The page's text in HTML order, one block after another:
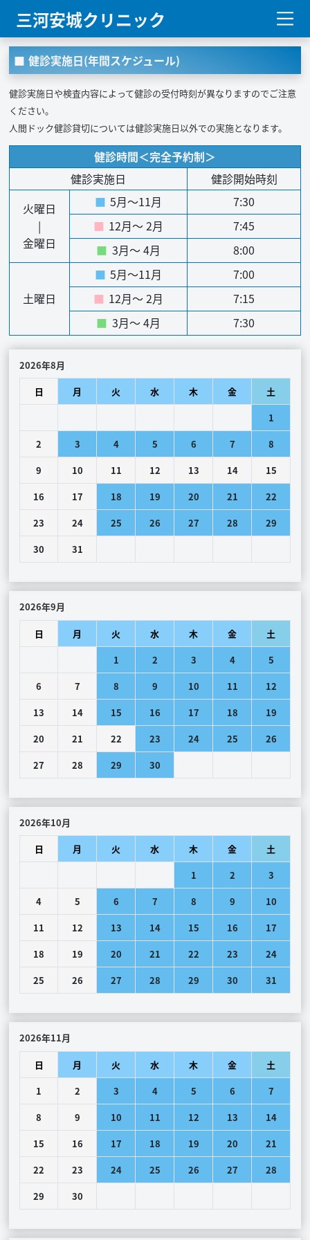
三河安城クリニック
健診実施日(年間スケジュール)
健診実施日や検査内容によって健診の受付時刻が異なりますのでご注意
ください。
人間ドック健診貸切については健診実施日以外での実施となります。
健診時間＜完全予約制＞
健診実施日
健診開始時刻
火曜日
|
金曜日
■ 5月～11月
7:30
■ 12月～ 2月
7:45
■ 3月～ 4月 8:00
土曜日
■ 5月～11月
7:00
■ 12月～ 2月
7:15
■ 3月～ 4月 7:30
2026年8月
日 月 火 水 木 金
土
1
2
3 4 5 6 7
8
9
10 11 12 13 14
15
16
17 18 19 20 21
22
23
24 25 26 27 28
29
30
31
2026年9月
日 月 火 水 木 金
土
1
2 3 4
5
6
7 8 9 10 11
12
13
14 15 16 17 18
19
20
21 22 23 24 25
26
27
28 29 30
2026年10月
日 月 火 水 木 金
土
1
2
3
4
5 6 7 8 9
10
11
12 13 14 15 16
17
18
19 20 21 22 23
24
25
26 27 28 29 30 31
2026年11月
日 月 火 水 木 金
土
1
2 3 4 5 6
7
8
9 10 11 12 13
14
15
16 17 18 19 20
21
22
23 24 25 26 27
28
29
30